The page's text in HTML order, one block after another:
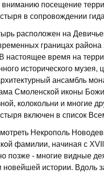
посещение
в сопровождении
расположен на
границах
настоящее время на
исторического
ансамбль
Смоленской иконы
колокольни и многие
включен в список
Некрополь
фамилии, начиная с
позже - многие видные
новейшей истории. Вдоль